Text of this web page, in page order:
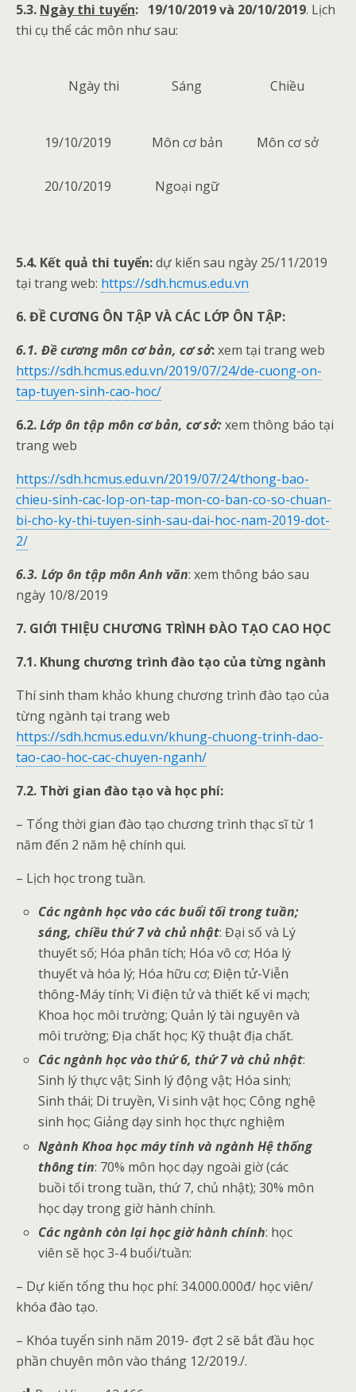
5.3. Ngày thi tuyển: 19/10/2019 và 20/10/2019. Lịch
thi cụ thể các môn như sau:
Ngày thi Sáng Chiều
19/10/2019 Môn cơ bản Môn cơ sở
20/10/2019 Ngoại ngữ
5.4. Kết quả thi tuyển:dự kiến sau ngày 25/11/2019
tại trang web: https://sdh.hcmus.edu.vn
6. ĐỀ CƯƠNG ÔN TẬP VÀ CÁC LỚP ÔN TẬP:
6.1. Đề cương môn cơ bản, cơ sở:xem tại trang web
https://sdh.hcmus.edu.vn/2019/07/24/de-cuong-on-
tap-tuyen-sinh-cao-hoc/
6.2.Lớp ôn tập môn cơ bản, cơ sở:xem thông báo tại
trang web
https://sdh.hcmus.edu.vn/2019/07/24/thong-bao-
chieu-sinh-cac-lop-on-tap-mon-co-ban-co-so-chuan-
bi-cho-ky-thi-tuyen-sinh-sau-dai-hoc-nam-2019-dot-
2/
6.3. Lớp ôn tập môn Anh văn: xem thông báo sau
ngày 10/8/2019
7. GIỚI THIỆU CHƯƠNG TRÌNH ĐÀO TẠO CAO HỌC
7.1. Khung chương trình đào tạo của từng ngành
Thí sinh tham khảo khung chương trình đào tạo của
từng ngành tại trang web
https://sdh.hcmus.edu.vn/khung-chuong-trinh-dao-
tao-cao-hoc-cac-chuyen-nganh/
7.2. Thời gian đào tạo và học phí:
– Tổng thời gian đào tạo chương trình thạc sĩ từ 1
năm đến 2 năm hệ chính qui.
– Lịch học trong tuần.
Các ngành học vào các buổi tối trong tuần;
sáng, chiều thứ 7 và chủ nhật: Đại số và Lý
thuyết số; Hóa phân tích; Hóa vô cơ; Hóa lý
thuyết và hóa lý; Hóa hữu cơ; Điện tử-Viễn
thông-Máy tính; Vi điện tử và thiết kế vi mạch;
Khoa học môi trường; Quản lý tài nguyên và
môi trường; Địa chất học; Kỹ thuật địa chất.
Các ngành học vào thứ 6, thứ 7 và chủ nhật:
Sinh lý thực vật; Sinh lý động vật; Hóa sinh;
Sinh thái; Di truyền, Vi sinh vật học; Công nghệ
sinh học; Giảng dạy sinh học thực nghiệm
Ngành Khoa học máy tính và ngành Hệ thống
thông tin: 70% môn học dạy ngoài giờ (các
buồi tối trong tuần, thứ 7, chủ nhật); 30% môn
học dạy trong giờ hành chính.
Các ngành còn lại học giờ hành chính: học
viên sẽ học 3-4 buổi/tuần:
– Dự kiến tổng thu học phí: 34.000.000đ/ học viên/
khóa đào tạo.
– Khóa tuyển sinh năm 2019- đợt 2 sẽ bắt đầu học
phần chuyên môn vào tháng 12/2019./.